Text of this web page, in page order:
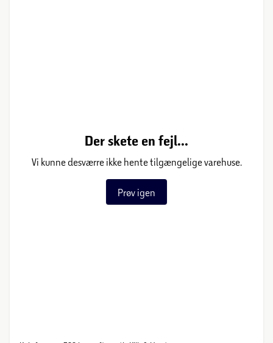
Der skete en fejl...
Vi kunne desværre ikke hente tilgængelige varehuse.
Prøv igen